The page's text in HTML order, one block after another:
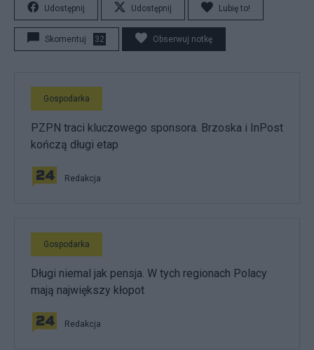
Udostępnij Udostępnij Lubię to!
Skomentuj 32 Obserwuj notkę
Gospodarka
PZPN traci kluczowego sponsora. Brzoska i InPost
kończą długi etap
Redakcja
Gospodarka
Długi niemal jak pensja. W tych regionach Polacy
mają największy kłopot
Redakcja